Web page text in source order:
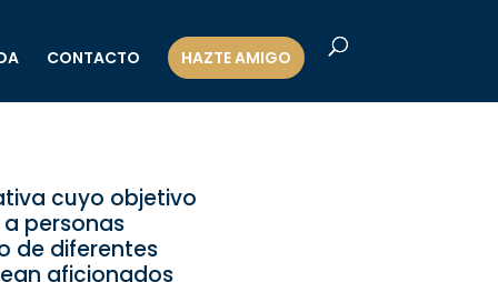
CONTACTO HAZTE AMIGO
cuyo objetivo
personas
de diferentes
aficionados